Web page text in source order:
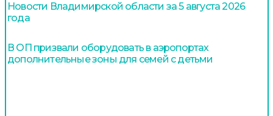
Новости Владимирской области за 5 августа 2026
года
В ОП призвали оборудовать в аэропортах
дополнительные зоны для семей с детьми